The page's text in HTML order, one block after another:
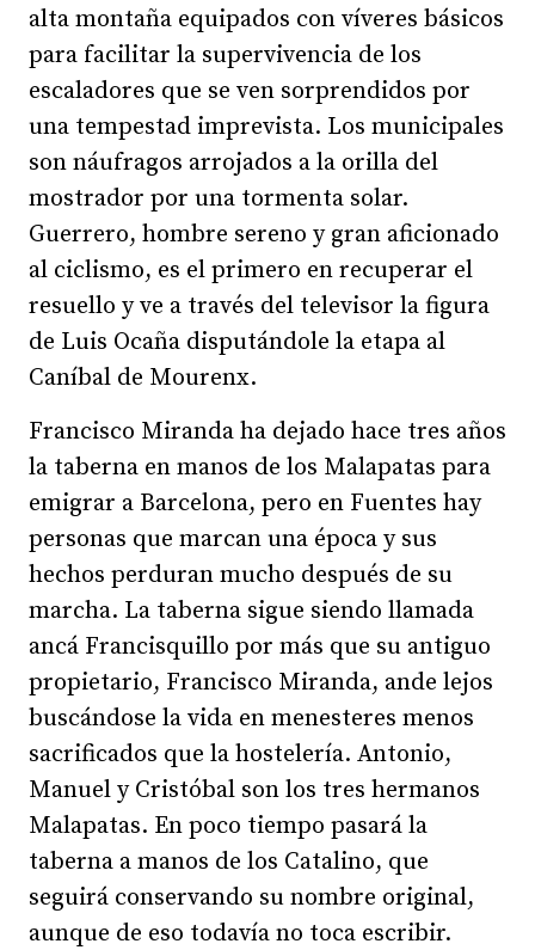
alta montaña equipados con víveres básicos
para facilitar la supervivencia de los
escaladores que se ven sorprendidos por
una tempestad imprevista. Los municipales
son náufragos arrojados a la orilla del
mostrador por una tormenta solar.
Guerrero, hombre sereno y gran aficionado
al ciclismo, es el primero en recuperar el
resuello y ve a través del televisor la figura
de Luis Ocaña disputándole la etapa al
Caníbal de Mourenx.
Francisco Miranda ha dejado hace tres años
la taberna en manos de los Malapatas para
emigrar a Barcelona, pero en Fuentes hay
personas que marcan una época y sus
hechos perduran mucho después de su
marcha. La taberna sigue siendo llamada
ancá Francisquillo por más que su antiguo
propietario, Francisco Miranda, ande lejos
buscándose la vida en menesteres menos
sacrificados que la hostelería. Antonio,
Manuel y Cristóbal son los tres hermanos
Malapatas. En poco tiempo pasará la
taberna a manos de los Catalino, que
seguirá conservando su nombre original,
aunque de eso todavía no toca escribir.